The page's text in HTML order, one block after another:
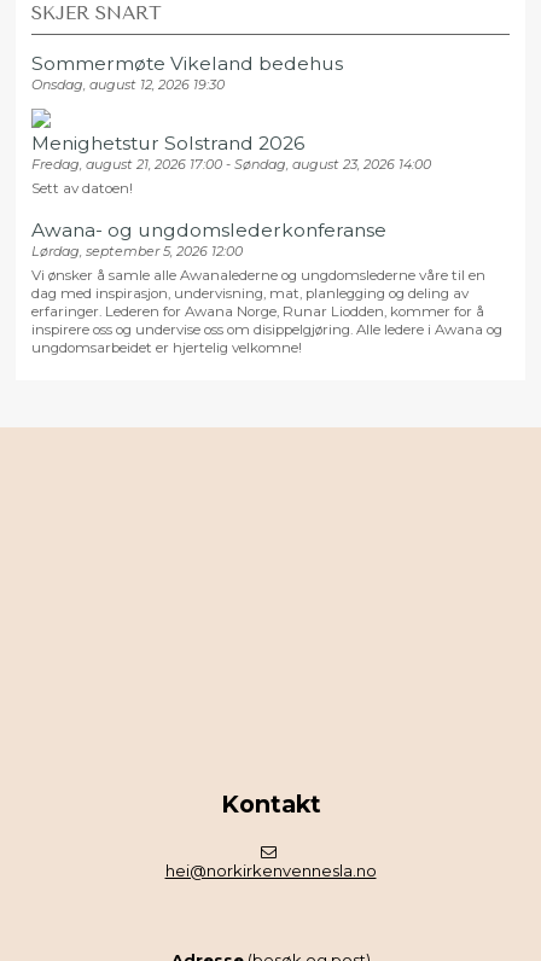
SKJER SNART
Sommermøte Vikeland bedehus
Onsdag, august 12, 2026 19:30
Menighetstur Solstrand 2026
Fredag, august 21, 2026 17:00 - Søndag, august 23, 2026 14:00
Sett av datoen!
Awana- og ungdomslederkonferanse
Lørdag, september 5, 2026 12:00
Vi ønsker å samle alle Awanalederne og ungdomslederne våre til en
dag med inspirasjon, undervisning, mat, planlegging og deling av
erfaringer. Lederen for Awana Norge, Runar Liodden, kommer for å
inspirere oss og undervise oss om disippelgjøring. Alle ledere i Awana og
ungdomsarbeidet er hjertelig velkomne!
Kontakt
hei@norkirkenvennesla.no